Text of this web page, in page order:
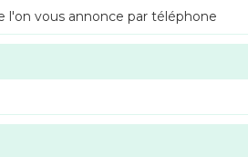
l'on vous annonce par téléphone